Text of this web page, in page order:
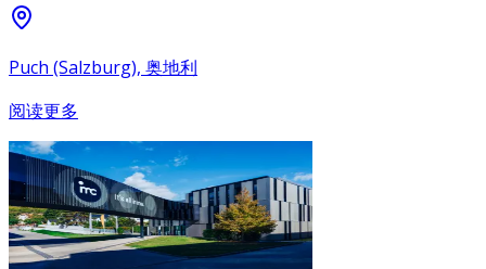
Puch (Salzburg), 奥地利
阅读更多